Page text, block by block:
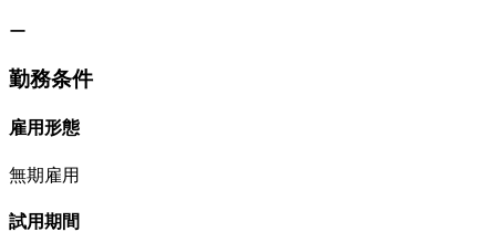
ー
勤務条件
雇用形態
無期雇用
試用期間